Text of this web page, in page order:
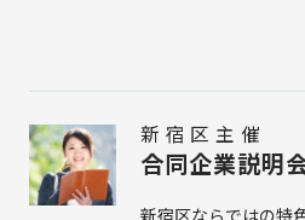
新宿区主催
合同企業説明
新宿区ならではの特